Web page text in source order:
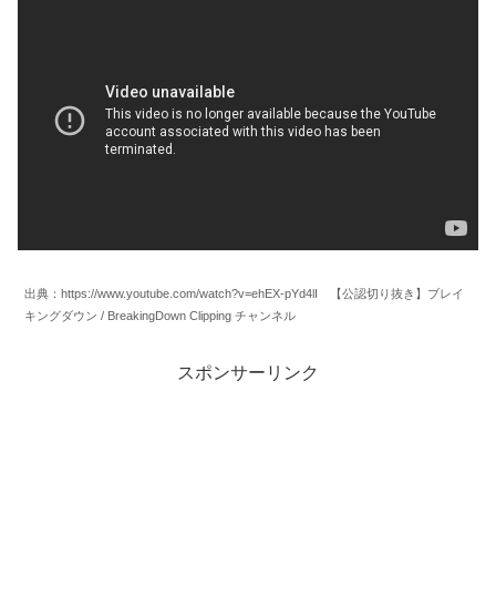
出典：https://www.youtube.com/watch?v=ehEX-pYd4lI 【公認切り抜き】ブレイ
キングダウン / BreakingDown Clipping チャンネル
スポンサーリンク